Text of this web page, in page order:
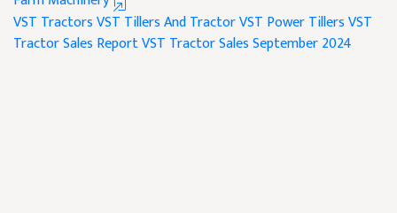
VST TractorsVST Tillers And TractorVST Power TillersVST
Tractor Sales ReportVST Tractor Sales September 2024